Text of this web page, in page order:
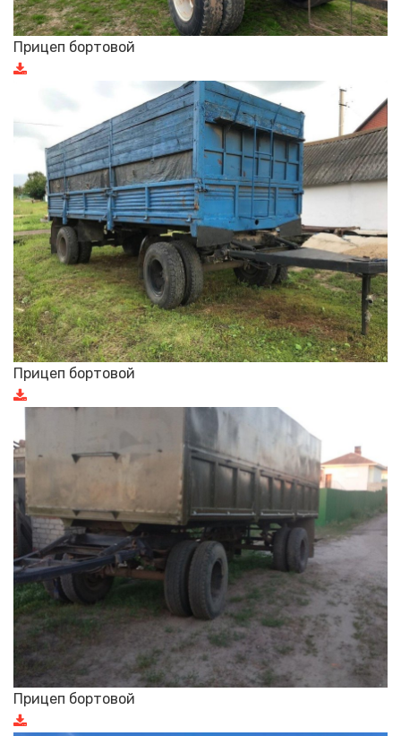
Прицеп бортовой
Прицеп бортовой
Прицеп бортовой